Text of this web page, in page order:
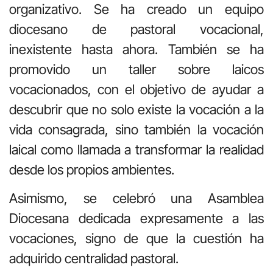
organizativo. Se ha creado un equipo
diocesano de pastoral vocacional,
inexistente hasta ahora. También se ha
promovido un taller sobre laicos
vocacionados, con el objetivo de ayudar a
descubrir que no solo existe la vocación a la
vida consagrada, sino también la vocación
laical como llamada a transformar la realidad
desde los propios ambientes.
Asimismo, se celebró una Asamblea
Diocesana dedicada expresamente a las
vocaciones, signo de que la cuestión ha
adquirido centralidad pastoral.